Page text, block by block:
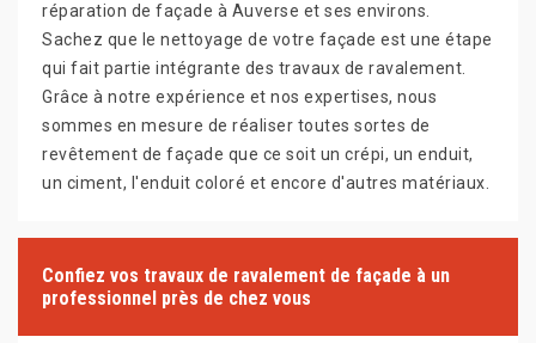
réparation de façade à Auverse et ses environs.
Sachez que le nettoyage de votre façade est une étape
qui fait partie intégrante des travaux de ravalement.
Grâce à notre expérience et nos expertises, nous
sommes en mesure de réaliser toutes sortes de
revêtement de façade que ce soit un crépi, un enduit,
un ciment, l'enduit coloré et encore d'autres matériaux.
Confiez vos travaux de ravalement de façade à un
professionnel près de chez vous